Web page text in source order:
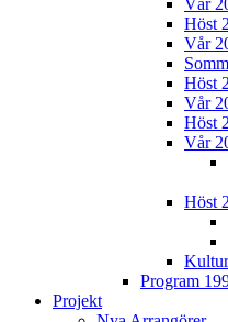
Vår
Höst
Vår
Höst
Vår
Höst
Vår
Höst
Program
Projekt